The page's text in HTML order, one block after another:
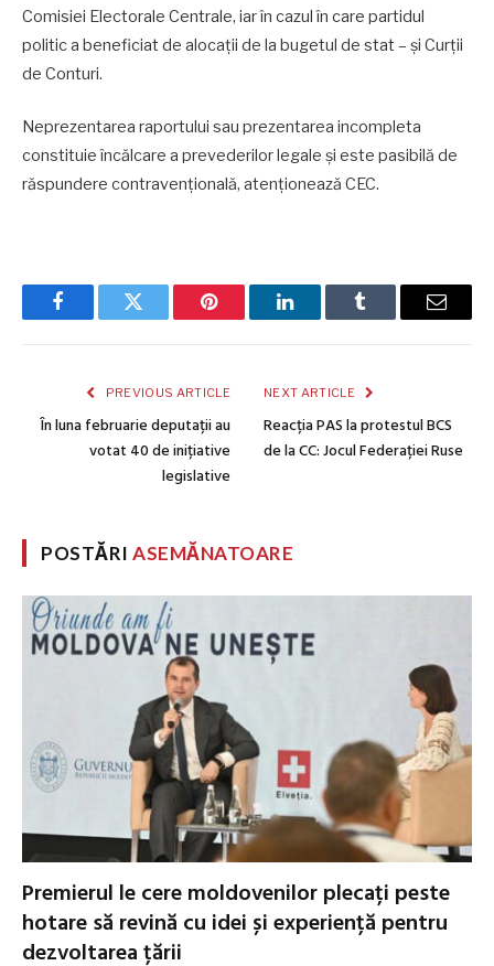
Comisiei Electorale Centrale, iar în cazul în care partidul
politic a beneficiat de alocații de la bugetul de stat – și Curții
de Conturi.
Neprezentarea raportului sau prezentarea incompleta
constituie încălcare a prevederilor legale și este pasibilă de
răspundere contravențională, atenționează CEC.
FacebookTwitter Pinterest LinkedInTumblr Email
PREVIOUS ARTICLE
În luna februarie deputații au
votat 40 de inițiative
legislative
NEXT ARTICLE
Reacția PAS la protestul BCS
de la CC: Jocul Federației Ruse
POSTĂRIASEMĂNATOARE
Premierul le cere moldovenilor plecați peste
hotare să revină cu idei și experiență pentru
dezvoltarea țării